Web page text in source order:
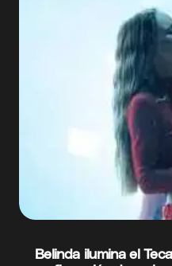
Belinda ilumina el